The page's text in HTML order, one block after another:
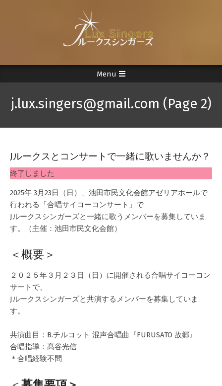
Secondary
Menu
Menu
j.lux.singers@gmail.com (Page 2)
Jルークスとコンサートで一緒に歌いませんか？
2024-
10-
11
終了しました
2025年 3月23日（日）、池田市民文化会館アゼリアホールで
行われる「合唱サイコーコンサート」で
Jルークスシンガーズと一緒に歌うメンバーを募集していま
す。（主催：池田市民文化会館）
＜概要＞
２０２５年３月２３日（日）に開催される合唱サイコーコン
サートで、
Jルークスシンガーズと共演するメンバーを募集していま
す。
共演曲目：B.チルコット 混声合唱曲『FURUSATO 故郷』
合唱指導：髙谷光信
＊合唱経験不問